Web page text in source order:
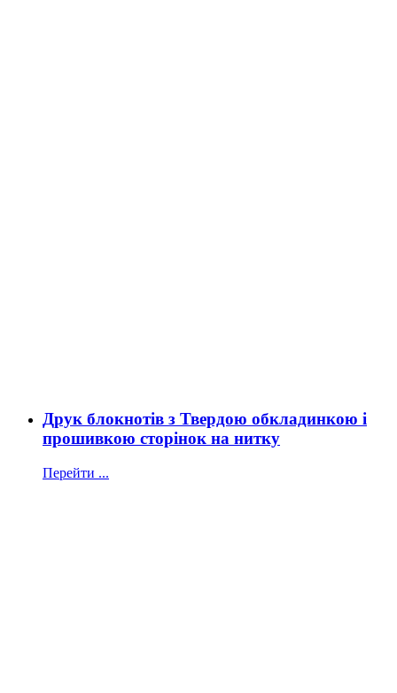
Друк блокнотів з Твердою обкладинкою і
прошивкою сторінок на нитку
Перейти ...